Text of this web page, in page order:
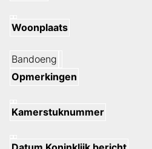
Woonplaats
Bandoeng
Opmerkingen
Kamerstuknummer